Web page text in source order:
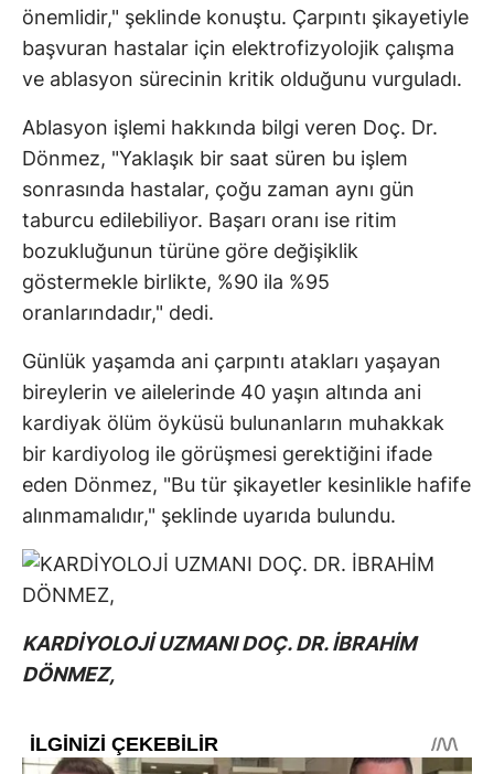
önemlidir," şeklinde konuştu. Çarpıntı şikayetiyle
başvuran hastalar için elektrofizyolojik çalışma
ve ablasyon sürecinin kritik olduğunu vurguladı.
Ablasyon işlemi hakkında bilgi veren Doç. Dr.
Dönmez, "Yaklaşık bir saat süren bu işlem
sonrasında hastalar, çoğu zaman aynı gün
taburcu edilebiliyor. Başarı oranı ise ritim
bozukluğunun türüne göre değişiklik
göstermekle birlikte, %90 ila %95
oranlarındadır," dedi.
Günlük yaşamda ani çarpıntı atakları yaşayan
bireylerin ve ailelerinde 40 yaşın altında ani
kardiyak ölüm öyküsü bulunanların muhakkak
bir kardiyolog ile görüşmesi gerektiğini ifade
eden Dönmez, "Bu tür şikayetler kesinlikle hafife
alınmamalıdır," şeklinde uyarıda bulundu.
KARDİYOLOJİ UZMANI DOÇ. DR. İBRAHİM
DÖNMEZ,